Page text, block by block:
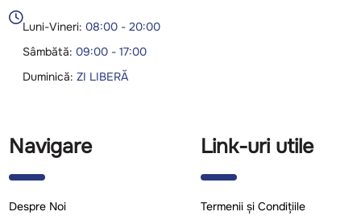

Luni-Vineri:08:00 - 20:00
Sâmbătă:09:00 - 17:00
Duminică:ZI LIBERĂ
Navigare
Despre Noi
Link-uri utile
Termenii și Condițiile